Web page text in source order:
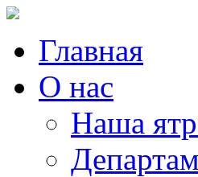
Главная
О нас
Наша